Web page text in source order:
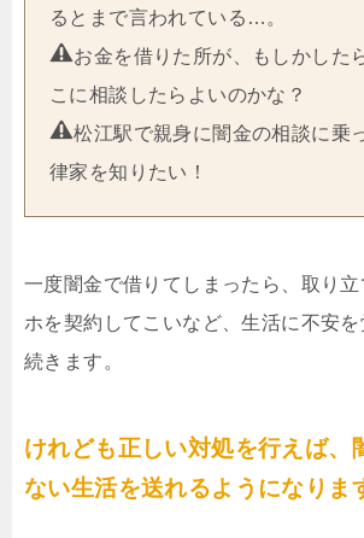
るとまで言われている…。
お金を借りた所が、もしかした
こに相談したらよいのかな？
松江駅で親身に闇金の相談に乗
律家を知りたい！
一度闇金で借りてしまったら、取り
ホを契約してこいなど、生活に不安を
続きます。
けれども正しい対処を行えば、
ない生活を送れるようになりま